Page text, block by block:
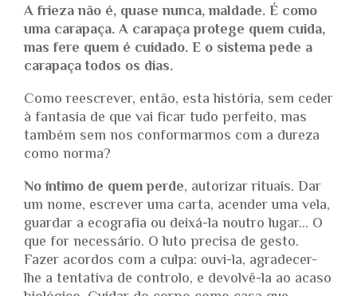
A frieza não é, quase nunca, maldade. É como
uma carapaça. A carapaça protege quem cuida,
mas fere quem é cuidado. E o sistema pede a
carapaça todos os dias.
Como reescrever, então, esta história, sem ceder
à fantasia de que vai ficar tudo perfeito, mas
também sem nos conformarmos com a dureza
como norma?
No íntimo de quem perde, autorizar rituais. Dar
um nome, escrever uma carta, acender uma vela,
guardar a ecografia ou deixá-la noutro lugar… O
que for necessário. O luto precisa de gesto.
Fazer acordos com a culpa: ouvi-la, agradecer-
lhe a tentativa de controlo, e devolvê-la ao acaso